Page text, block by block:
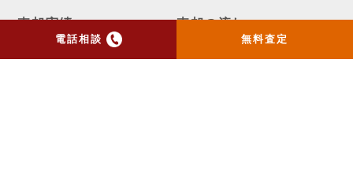
電話相談 無料査定
売却実績 売却の流れ